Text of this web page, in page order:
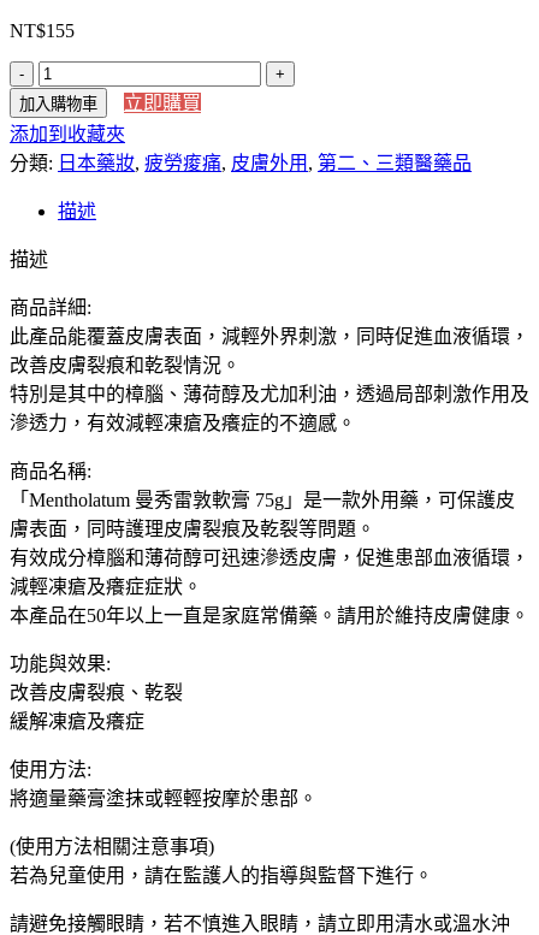
NT$155
【日
本
直
送】
敦
製
日
版
曼
秀
雷
日
版
小
護
士
家
庭
常
備
膏
面
力
達
母
加入購物車
立即購買
添加到收藏夾
分類: 日本藥妝, 疲勞痠痛, 皮膚外用 , 第二、三類醫藥品
描述
描述
商品詳細:
此產品能覆蓋皮膚表面，減輕外界刺激，同時促進血液循環，
改善皮膚裂痕和乾裂情況。
特別是其中的樟腦、薄荷醇及尤加利油，透過局部刺激作用及
滲透力，有效減輕凍瘡及癢症的不適感。
商品名稱:
「Mentholatum 曼秀雷敦軟膏 75g」是一款外用藥，可保護皮
膚表面，同時護理皮膚裂痕及乾裂等問題。
有效成分樟腦和薄荷醇可迅速滲透皮膚，促進患部血液循環，
減輕凍瘡及癢症症狀。
本產品在50年以上一直是家庭常備藥。請用於維持皮膚健康。
功能與效果:
改善皮膚裂痕、乾裂
緩解凍瘡及癢症
使用方法:
將適量藥膏塗抹或輕輕按摩於患部。
(使用方法相關注意事項)
若為兒童使用，請在監護人的指導與監督下進行。
請避免接觸眼睛，若不慎進入眼睛，請立即用清水或溫水沖